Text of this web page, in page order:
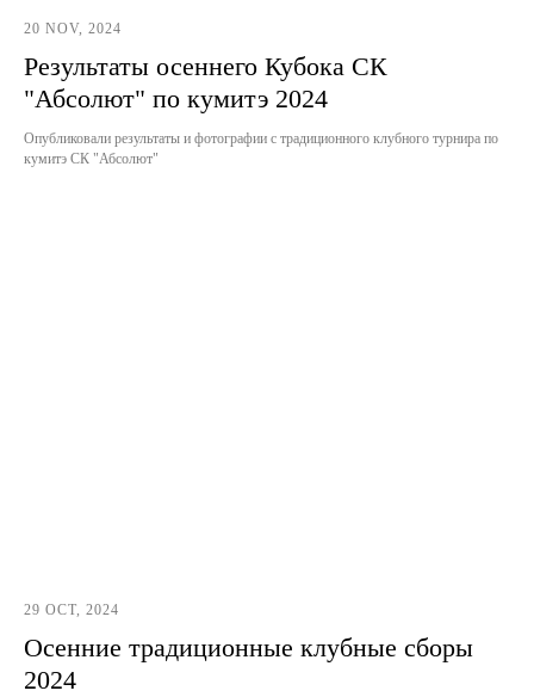
20 NOV, 2024
Результаты осеннего Кубока СК
"Абсолют" по кумитэ 2024
Опубликовали результаты и фотографии с традиционного клубного турнира по
кумитэ СК "Абсолют"
29 OCT, 2024
Осенние традиционные клубные сборы
2024